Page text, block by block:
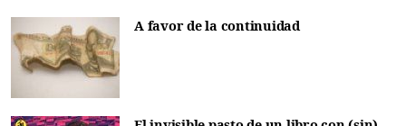
A favor de la continuidad